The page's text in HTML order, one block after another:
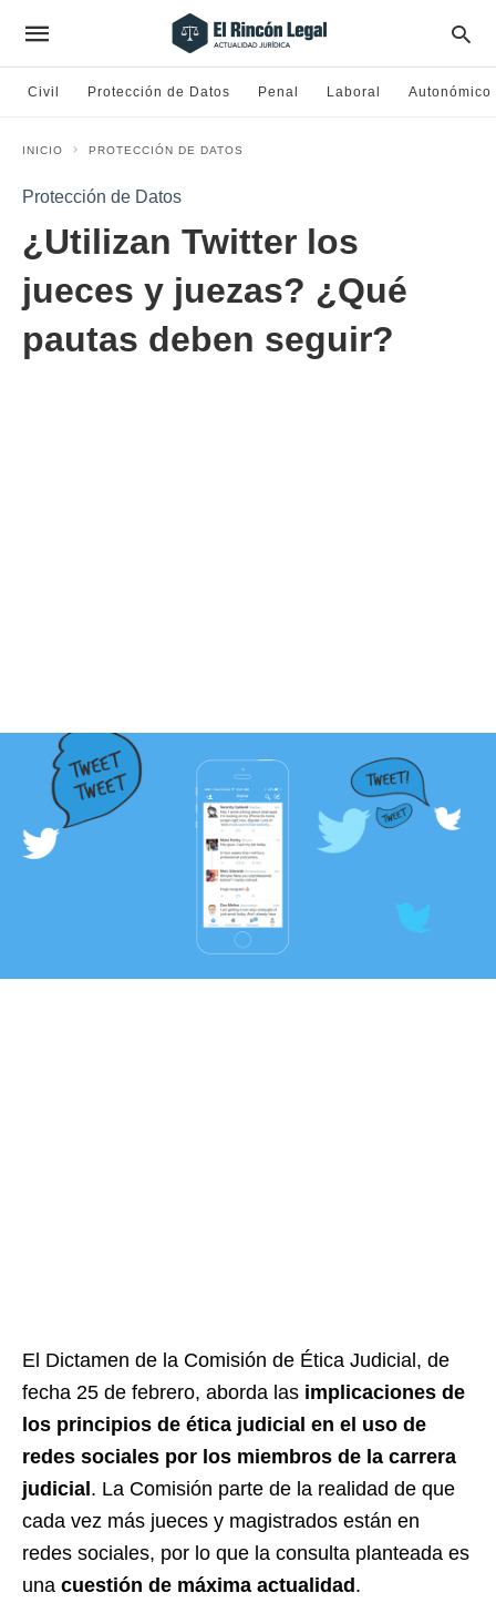
Civil Protección de Datos Penal Laboral Autonómico
INICIO PROTECCIÓN DE DATOS
Protección de Datos
¿Utilizan Twitter los
jueces y juezas? ¿Qué
pautas deben seguir?
El Dictamen de la Comisión de Ética Judicial, de
fecha 25 de febrero, aborda las implicaciones de
los principios de ética judicial en el uso de
redes sociales por los miembros de la carrera
judicial . La Comisión parte de la realidad de que
cada vez más jueces y magistrados están en
redes sociales, por lo que la consulta planteada es
una cuestión de máxima actualidad .